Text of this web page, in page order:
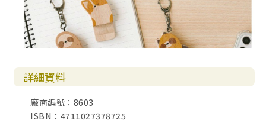
詳細資料
廠商編號：8603
ISBN：4711027378725